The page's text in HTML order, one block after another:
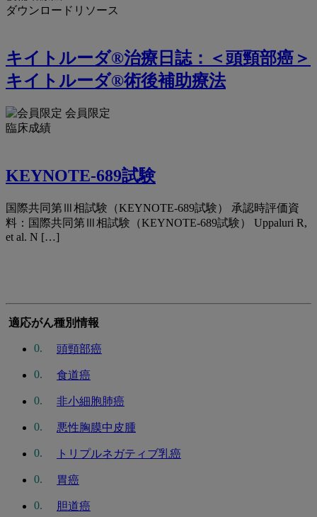
ダウンロードリソース
キイトルーダ®治療日誌：＜頭頸部癌＞
キイトルーダ®術後補助療法
会員限定
臨床成績
KEYNOTE-689試験
国際共同第Ⅲ相試験（KEYNOTE-689試験） 承認時評価資
料：国際共同第Ⅲ相試験（KEYNOTE-689試験） Uppaluri R,
et al. N […]
適応がん種別情報
頭頸部癌
食道癌
非小細胞肺癌
悪性胸膜中皮腫
トリプルネガティブ乳癌
胃癌
胆道癌